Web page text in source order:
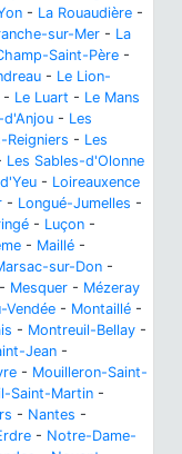
- La Rouaudière -
sur-Mer - La
Saint-Père -
- Le Lion-
- Le Luart - Le Mans
d'Anjou - Les
Reigniers - Les
Les Sables-d'Olonne
- Loireauxence
- Longué-Jumelles -
- Luçon -
- Maillé -
sur-Don -
- Mesquer - Mézeray
Vendée - Montaillé -
- Montreuil-Bellay -
Jean -
- Mouilleron-Saint-
Saint-Martin -
- Nantes -
- Notre-Dame-